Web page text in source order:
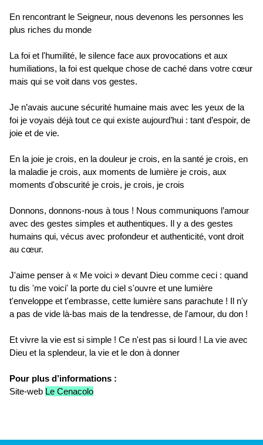
En rencontrant le Seigneur, nous devenons les personnes les
plus riches du monde
La foi et l'humilité, le silence face aux provocations et aux
humiliations, la foi est quelque chose de caché dans votre cœur
mais qui se voit dans vos gestes.
Je n’avais aucune sécurité humaine mais avec les yeux de la
foi je voyais déjà tout ce qui existe aujourd’hui : tant d’espoir, de
joie et de vie.
En la joie je crois, en la douleur je crois, en la santé je crois, en
la maladie je crois, aux moments de lumière je crois, aux
moments d'obscurité je crois, je crois, je crois
Donnons, donnons-nous à tous ! Nous communiquons l’amour
avec des gestes simples et authentiques. Il y a des gestes
humains qui, vécus avec profondeur et authenticité, vont droit
au cœur.
J'aime penser à « Me voici » devant Dieu comme ceci : quand
tu dis 'me voici' la porte du ciel s'ouvre et une lumière
t'enveloppe et t'embrasse, cette lumière sans parachute ! Il n'y
a pas de vide là-bas mais de la tendresse, de l'amour, du don !
Et vivre la vie est si simple ! Ce n'est pas si lourd ! La vie avec
Dieu et la splendeur, la vie et le don à donner
Pour plus d’informations :
Site-web Le Cenacolo